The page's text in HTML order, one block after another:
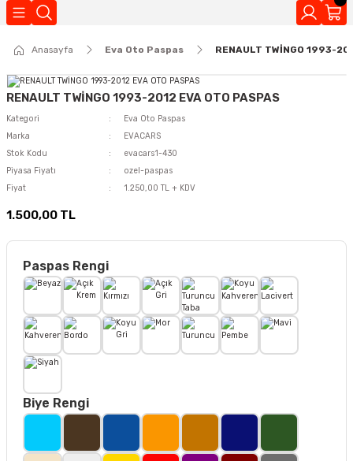
Anasayfa Eva Oto Paspas RENAULT TWİNGO 1993-
RENAULT TWİNGO 1993-2012 EVA OTO PASPAS
Kategori
Eva Oto Paspas
Marka
EVACARS
Stok Kodu
evacars1-430
Piyasa Fiyatı
ozel-paspas
Fiyat
1.250,00 TL + KDV
1.500,00 TL
Paspas Rengi
Biye Rengi